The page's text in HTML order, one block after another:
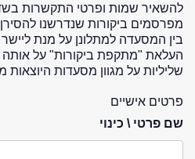
להשאיר שמות ופרטי התקשרות
מפרסמים ביקורות שנדרשנו
בין המסעדה למתלונן על מנת
העלאת "מתקפת ביקורות" על אותה
שליליות על מגוון מסעדות
פרטים אישיים
שם פרטי \ כינוי